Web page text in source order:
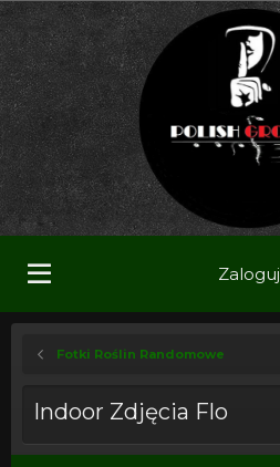
Zaloguj
Fotki Roślin Randomowe
Indoor Zdjęcia Flo